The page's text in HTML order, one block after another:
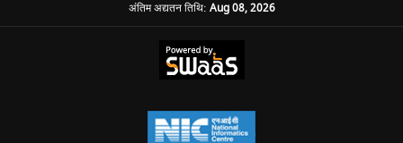
अंतिम अद्यतन तिथि: Aug 08, 2026